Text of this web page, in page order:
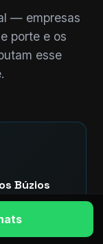
— empresas
porte e os
esse
Búzios
quem não